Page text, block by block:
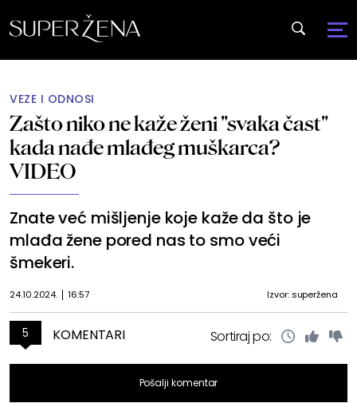
VEZE I ODNOSI
Zašto niko ne kaže ženi "svaka čast"
kada nađe mlađeg muškarca?
VIDEO
Znate već mišljenje koje kaže da što je
mlađa žene pored nas to smo veći
šmekeri.
24.10.2024. 16:57 Izvor: superžena
5 KOMENTARI Sortiraj po:
Pošalji komentar